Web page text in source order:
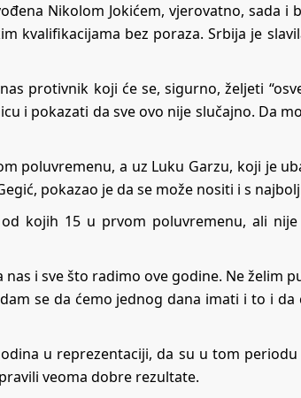
Nikolom Jokićem, vjerovatno, sada i
kvalifikacijama bez poraza. Srbija je
protivnik koji će se, sigurno, željeti
i pokazati da sve ovo nije slučajno. Da
poluvremenu, a uz Luku Garzu, koji je
pokazao je da se može nositi i s
kojih 15 u prvom poluvremenu, ali
nas i sve što radimo ove godine. Ne želim
se da ćemo jednog dana imati i to i
u reprezentaciji, da su u tom
veoma dobre rezultate.